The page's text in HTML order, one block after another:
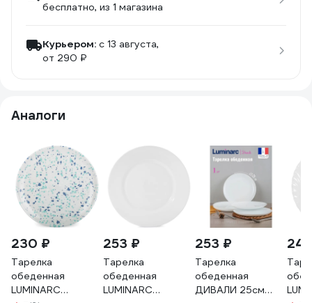
бесплатно, из 1 магазина
Курьером: c 13 августа,
от 290 ₽
Аналоги
230 ₽
Тарелка
обеденная
LUMINARC
253 ₽
Тарелка
обеденная
LUMINARC
253 ₽
Тарелка
обеденная
ДИВАЛИ 25см